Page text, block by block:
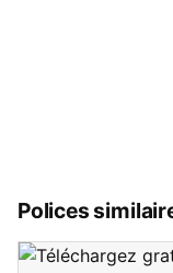
Polices